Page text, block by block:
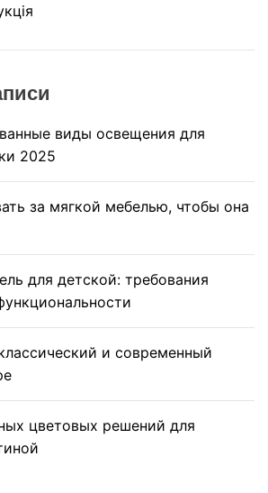
виды освещения для
2025
за мягкой мебелью, чтобы она
для детской: требования
и современный
цветовых решений для